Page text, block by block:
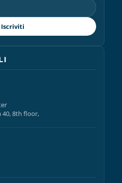
Iscriviti
40, 8th floor,